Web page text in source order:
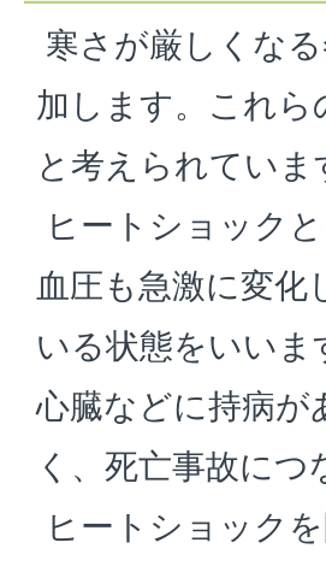
寒さが厳しくな
加します。これら
と考えられていま
ヒートショック
血圧も急激に変化
いる状態をいい
心臓などに持病が
く、死亡事故に
ヒートショック